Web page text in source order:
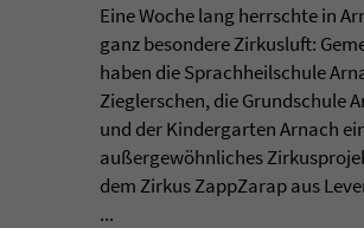
Eine Woche lang herrschte in
ganz besondere Zirkusluft:
haben die Sprachheilschule
Zieglerschen, die Grundschule
und der Kindergarten Arnach
außergewöhnliches
dem Zirkus ZappZarap aus
...